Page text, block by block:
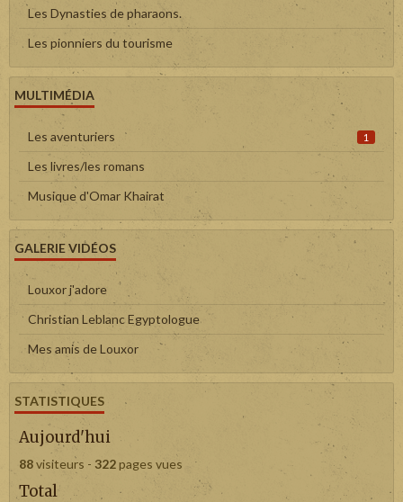
Les Dynasties de pharaons.
Les pionniers du tourisme
MULTIMÉDIA
Les aventuriers 1
Les livres/les romans
Musique d'Omar Khairat
GALERIE VIDÉOS
Louxor j'adore
Christian Leblanc Egyptologue
Mes amis de Louxor
STATISTIQUES
Aujourd'hui
88visiteurs - 322pages vues
Total